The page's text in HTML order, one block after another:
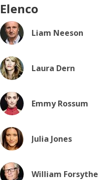
Elenco
Liam Neeson
Laura Dern
Emmy Rossum
Julia Jones
William Forsythe